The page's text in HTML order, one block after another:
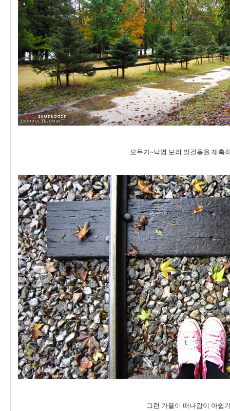
모두가~낙엽 보러 발걸음을 재촉
그런 가을이 떠나감이 아쉽